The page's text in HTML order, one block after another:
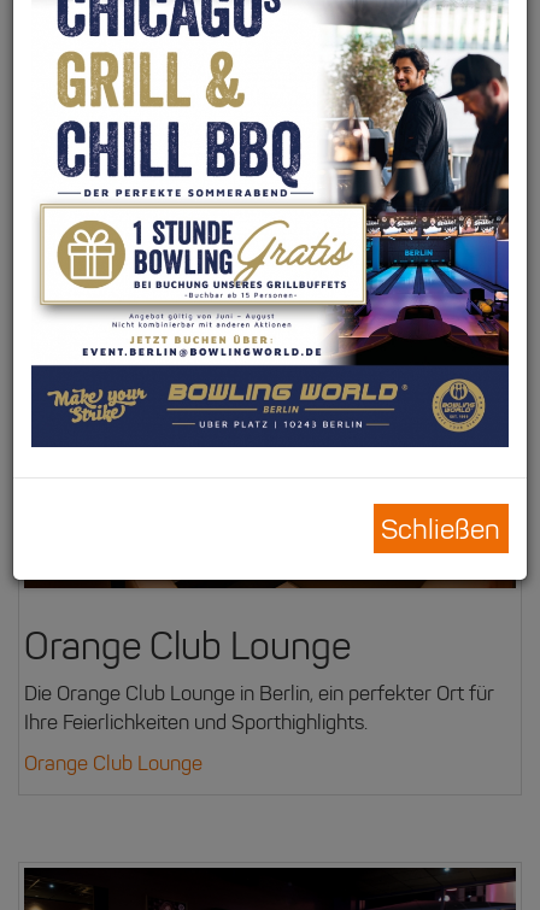
Speise- und Getränkekarte
Hier findet ihr unsereSpeise- und Getränkekarte
Orange Club Lounge
Die Orange Club Lounge in Berlin, ein perfekter Ort für
Ihre Feierlichkeiten und Sporthighlights.
Orange Club Lounge
Schließen